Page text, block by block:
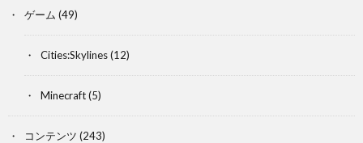
ゲーム (49)
Cities:Skylines(12)
Minecraft(5)
コンテンツ (243)